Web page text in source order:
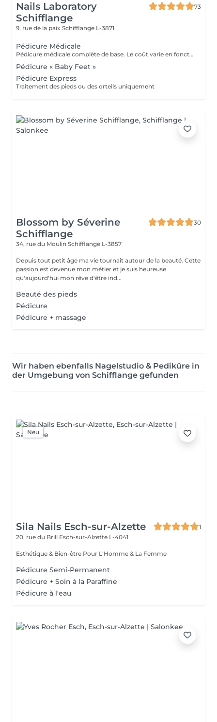
Nails Laboratory
Schifflange
73
9, rue de la paix Schifflange L-3871
Pédicure Médicale
Pédicure médicale complète de base. Le coût varie en fonction du problème.
Pédicure « Baby Feet »
Pédicure Express
Traitement des pieds ou des orteils uniquement
Blossom by Séverine
Schifflange
30
34, rue du Moulin Schifflange L-3857
Depuis tout petit âge ma vie tournait autour de la beauté. Cette
passion est devenue mon métier et je suis heureuse
qu'aujourd'hui mon rêve d'être ind...
Beauté des pieds
Pédicure
Pédicure + massage
Wir haben ebenfalls Nagelstudio & Pediküre in
der Umgebung von Schifflange gefunden
Neu
Sila Nails Esch-sur-Alzette
1
20, rue du Brill Esch-sur-Alzette L-4041
Esthétique & Bien-être Pour L'Homme & La Femme
Pédicure Semi-Permanent
Pédicure + Soin à la Paraffine
Pédicure à l'eau